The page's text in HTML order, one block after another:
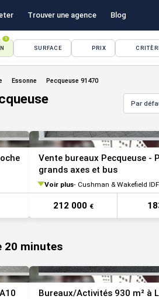
Trouver une agence Blog
1
SURFACE PRIX
Essonne Pecqueuse 91470
Par
TOUTES LES PHOTOS
Vente bureaux Pecqueuse -
grands axes et bus
Voir plus Cushman & Wakefield IDF Sud
212 000 €
20 minutes
TOUTES LES PHOTOS
Bureaux/Activités 930 m² à
TOUTES LES PHOTOS